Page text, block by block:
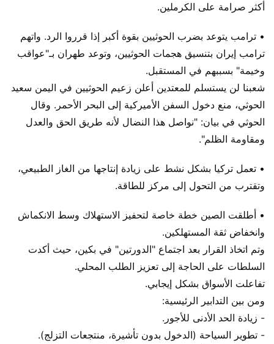
أكثر صرامة على الكرملين.
• ترامب يتوعد بضرب الحوثيين بقوة أكبر إذا قرروا الرد. واتهم
ترامب إيران بتنسيق هجمات الحوثيين، وتوعد طهران بـ"عواقب
وخيمة" بسببهم في المستقبل.
شعبنا لن يستسلم للمعتدين أعلن زعيم الحوثيين في اليمن سعيد
الحوثي، منع دخول السفن الأميركية إلى البحر الأحمر. وقال
الحوثي في ​​بيان: "نواصل هذا النضال لأنه طريق الحق والعدل
ومقاومة الظلم".
• تعمل تركيا بشكل نشط على زيادة إنتاجها من الغاز الطبيعي،
وتقترب من التحول إلى مركز للطاقة.
• أطلقت الصين خطة خاصة لتحفيز الاستهلاك وسط الانكماش
وانخفاض ثقة المستهلكين.
وتم اتخاذ القرار بعد اجتماع "الدورتين" في بكين، حيث أكدت
السلطات على الحاجة إلى تعزيز الطلب المحلي.
تفاعلت الأسواق بشكل إيجابي.
ومن بين التدابير الرئيسية:
- زيادة الحد الأدنى للأجور.
- تطوير السياحة (الدخول بدون تأشيرة، منتجعات التزلج).